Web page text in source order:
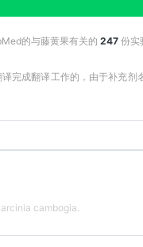
的与藤黄果有关的 247 份实
完成翻译工作的，由于补充
cambogia.